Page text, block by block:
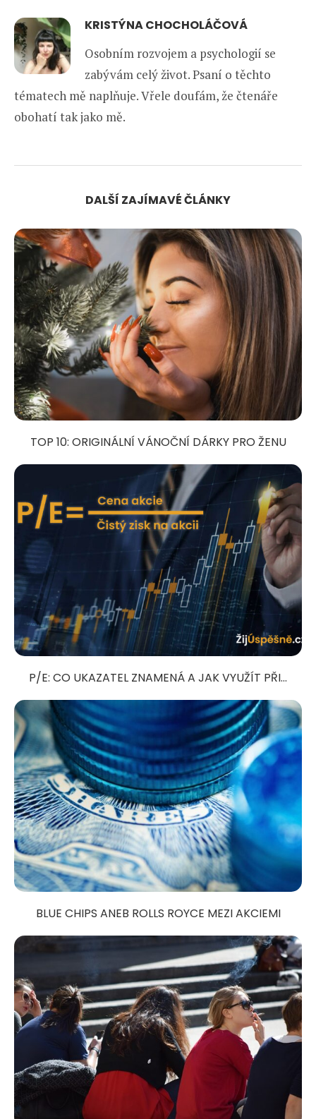
KRISTÝNA CHOCHOLÁČOVÁ
Osobním rozvojem a psychologií se
zabývám celý život. Psaní o těchto
tématech mě naplňuje. Vřele doufám, že čtenáře
obohatí tak jako mě.
DALŠÍ ZAJÍMAVÉ ČLÁNKY
TOP 10: ORIGINÁLNÍ VÁNOČNÍ DÁRKY PRO ŽENU
P/E: CO UKAZATEL ZNAMENÁ A JAK VYUŽÍT PŘI...
BLUE CHIPS ANEB ROLLS ROYCE MEZI AKCIEMI